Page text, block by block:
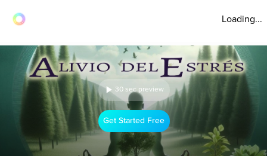
Loading...
30 sec preview
Get Started Free